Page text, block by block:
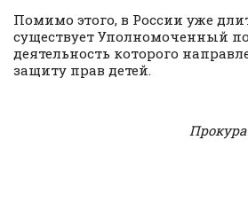
Помимо этого, в России уже
существует Уполномоченный
деятельность которого
защиту прав детей.